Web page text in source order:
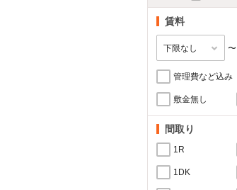
賃料
〜
管理費など込み
敷金無し
間取り
1R
1DK